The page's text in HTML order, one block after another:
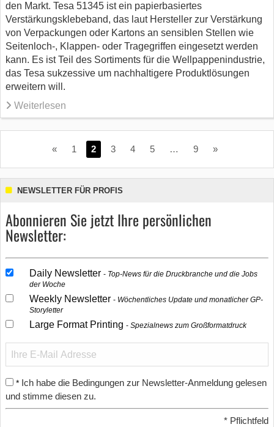
den Markt. Tesa 51345 ist ein papierbasiertes
Verstärkungsklebeband, das laut Hersteller zur Verstärkung
von Verpackungen oder Kartons an sensiblen Stellen wie
Seitenloch-, Klappen- oder Tragegriffen eingesetzt werden
kann. Es ist Teil des Sortiments für die Wellpappenindustrie,
das Tesa sukzessive um nachhaltigere Produktlösungen
erweitern will.
Weiterlesen
« 1 2 3 4 5 … 9 »
NEWSLETTER FÜR PROFIS
Abonnieren Sie jetzt Ihre persönlichen
Newsletter:
Daily Newsletter
Top-News für die Druckbranche und die Jobs
der Woche
Weekly Newsletter
Wöchentliches Update und monatlicher GP-
Storyletter
Large Format Printing Spezialnews zum Großformatdruck
* Ich habe die Bedingungen zur Newsletter-Anmeldung gelesen
und stimme diesen zu.
* Pflichtfeld